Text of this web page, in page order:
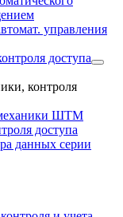
управления
доступа
контроля
ШТМ
доступа
данных серии